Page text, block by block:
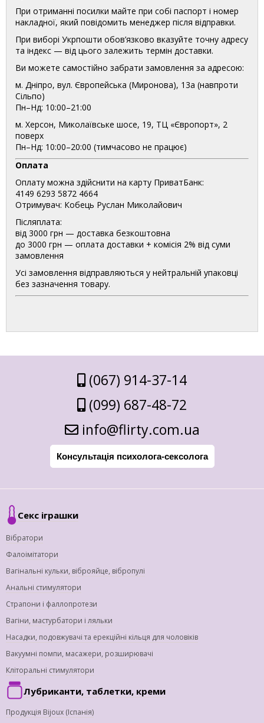
При отриманні посилки майте при собі паспорт і номер
накладної, який повідомить менеджер після відправки.
При виборі Укрпошти обов’язково вказуйте точну адресу
та індекс — від цього залежить термін доставки.
Ви можете самостійно забрати замовлення за адресою:
м. Дніпро, вул. Європейська (Миронова), 13а (навпроти
Сільпо)
Пн–Нд: 10:00–21:00
м. Херсон, Миколаївське шосе, 19, ТЦ «Європорт», 2
поверх
Пн–Нд: 10:00–20:00 (тимчасово не працює)
Оплата
Оплату можна здійснити на карту ПриватБанк:
4149 6293 5872 4664
Отримувач: Кобець Руслан Миколайович
Післяплата:
від 3000 грн — доставка безкоштовна
до 3000 грн — оплата доставки + комісія 2% від суми
замовлення
Усі замовлення відправляються у нейтральній упаковці
без зазначення товару.
(067) 914-37-14
(099) 687-48-72
info@flirty.com.ua
Консультація психолога-сексолога
Секс іграшки
Вібратори
Фалоімітатори
Вагінальні кульки, віброяйце, вібропулі
Анальні стимулятори
Страпони і фаллопротези
Вагіни, мастурбатори і ляльки
Насадки, подовжувачі та ерекційні кільця для чоловіків
Вакуумні помпи, масажери, розширювачі
Кліторальні стимулятори
Лубриканти, таблетки, креми
Продукція Bijoux (Іспанія)